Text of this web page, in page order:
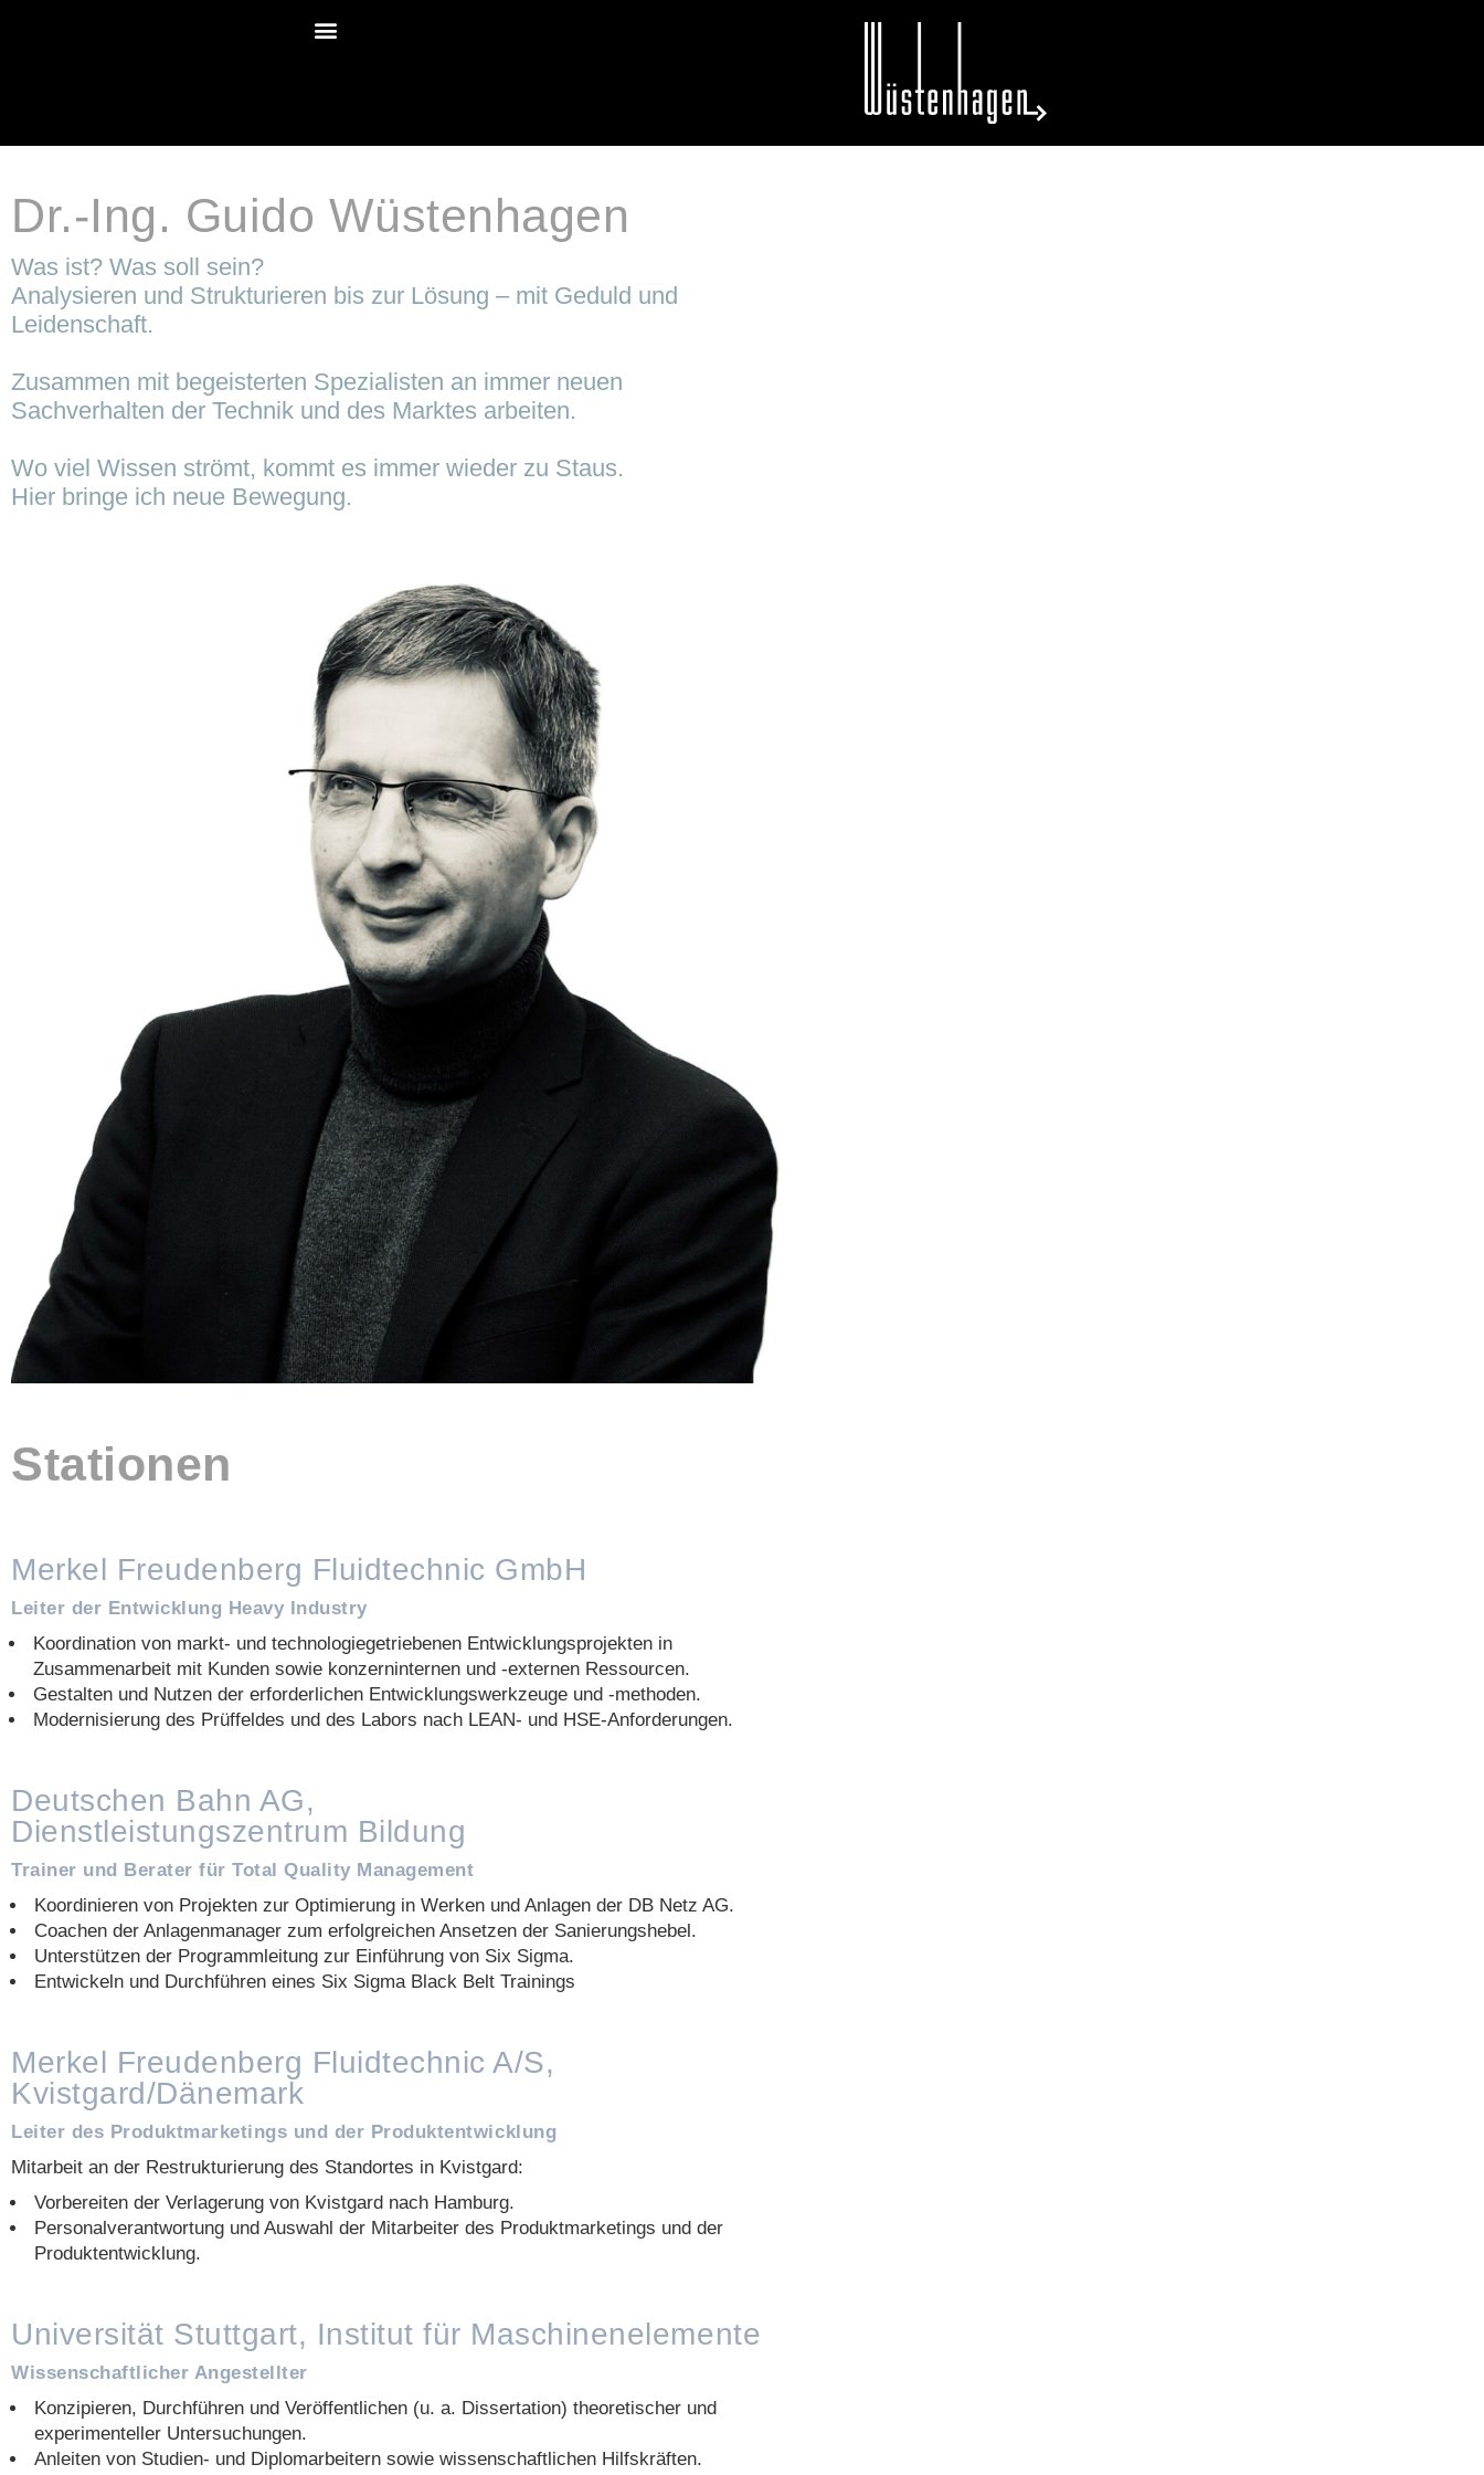
Dr.-Ing. Guido Wüstenhagen
Was ist? Was soll sein?
Analysieren und Strukturieren bis zur Lösung – mit Geduld und
Leidenschaft.
Zusammen mit begeisterten Spezialisten an immer neuen
Sachverhalten der Technik und des Marktes arbeiten.
Wo viel Wissen strömt, kommt es immer wieder zu Staus.
Hier bringe ich neue Bewegung.
Stationen
Merkel Freudenberg Fluidtechnic GmbH
Leiter der Entwicklung Heavy Industry
Koordination von markt- und technologiegetriebenen Entwicklungsprojekten in
Zusammenarbeit mit Kunden sowie konzerninternen und -externen Ressourcen.
Gestalten und Nutzen der erforderlichen Entwicklungswerkzeuge und -methoden.
Modernisierung des Prüffeldes und des Labors nach LEAN- und HSE-Anforderungen.
Deutschen Bahn AG,
Dienstleistungszentrum Bildung
Trainer und Berater für Total Quality Management
Koordinieren von Projekten zur Optimierung in Werken und Anlagen der DB Netz AG.
Coachen der Anlagenmanager zum erfolgreichen Ansetzen der Sanierungshebel.
Unterstützen der Programmleitung zur Einführung von Six Sigma.
Entwickeln und Durchführen eines Six Sigma Black Belt Trainings
Merkel Freudenberg Fluidtechnic A/S,
Kvistgard/Dänemark
Leiter des Produktmarketings und der Produktentwicklung
Mitarbeit an der Restrukturierung des Standortes in Kvistgard:
Vorbereiten der Verlagerung von Kvistgard nach Hamburg.
Personalverantwortung und Auswahl der Mitarbeiter des Produktmarketings und der
Produktentwicklung.
Universität Stuttgart, Institut für Maschinenelemente
Wissenschaftlicher Angestellter
Konzipieren, Durchführen und Veröffentlichen (u. a. Dissertation) theoretischer und
experimenteller Untersuchungen.
Anleiten von Studien- und Diplomarbeitern sowie wissenschaftlichen Hilfskräften.